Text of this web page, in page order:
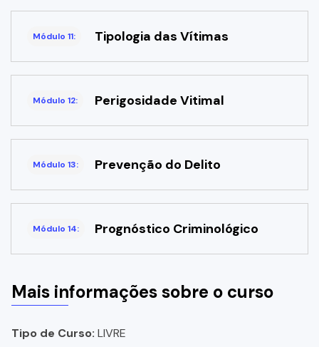
Módulo 11: Tipologia das Vítimas
Módulo 12: Perigosidade Vitimal
Módulo 13: Prevenção do Delito
Módulo 14: Prognóstico Criminológico
Mais informações sobre o curso
Tipo de Curso: LIVRE